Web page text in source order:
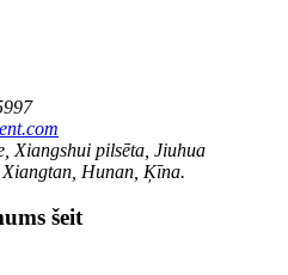
Xiangshui pilsēta, Jiuhua
Hunan, Ķīna.
šeit